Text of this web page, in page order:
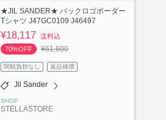
★JIL SANDER★ バックロゴボーダー
Tシャツ J47GC0109 J46497
¥18,117
送料込
70%OFF
¥61,600
関税負担なし 返品補償
Jil Sander
SHOP
STELLASTORE